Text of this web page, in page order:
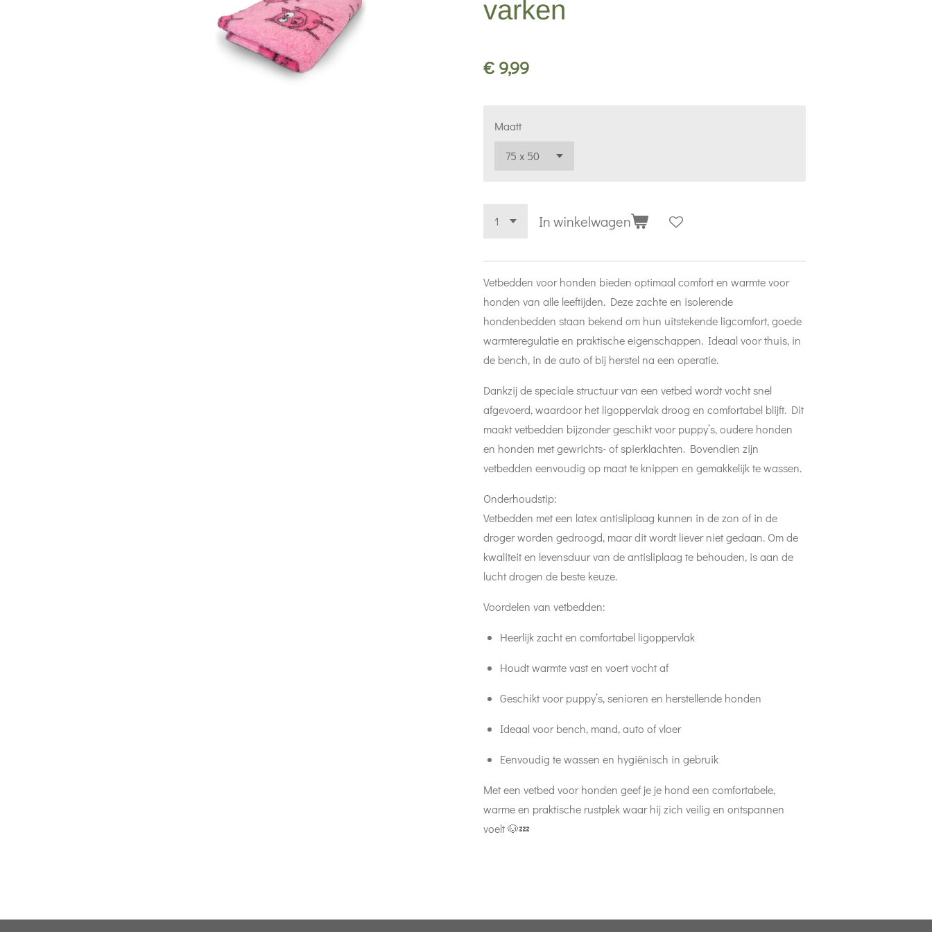
varken
€ 9,99
Maatt
In winkelwagen
Vetbedden voor honden bieden optimaal comfort en warmte voor
honden van alle leeftijden. Deze zachte en isolerende
hondenbedden staan bekend om hun uitstekende ligcomfort, goede
warmteregulatie en praktische eigenschappen. Ideaal voor thuis, in
de bench, in de auto of bij herstel na een operatie.
Dankzij de speciale structuur van een vetbed wordt vocht snel
afgevoerd, waardoor het ligoppervlak droog en comfortabel blijft. Dit
maakt vetbedden bijzonder geschikt voor puppy’s, oudere honden
en honden met gewrichts- of spierklachten. Bovendien zijn
vetbedden eenvoudig op maat te knippen en gemakkelijk te wassen.
Onderhoudstip:
Vetbedden met een latex antisliplaag kunnen in de zon of in de
droger worden gedroogd, maar dit wordt liever niet gedaan. Om de
kwaliteit en levensduur van de antisliplaag te behouden, is aan de
lucht drogen de beste keuze.
Voordelen van vetbedden:
Heerlijk zacht en comfortabel ligoppervlak
Houdt warmte vast en voert vocht af
Geschikt voor puppy’s, senioren en herstellende honden
Ideaal voor bench, mand, auto of vloer
Eenvoudig te wassen en hygiënisch in gebruik
Met een vetbed voor honden geef je je hond een comfortabele,
warme en praktische rustplek waar hij zich veilig en ontspannen
voelt 🐶💤